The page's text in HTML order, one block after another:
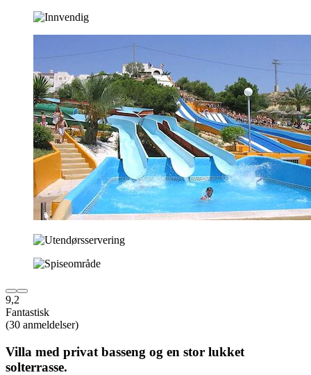
9,2
Fantastisk
(30 anmeldelser)
Villa med privat basseng og en stor lukket
solterrasse.